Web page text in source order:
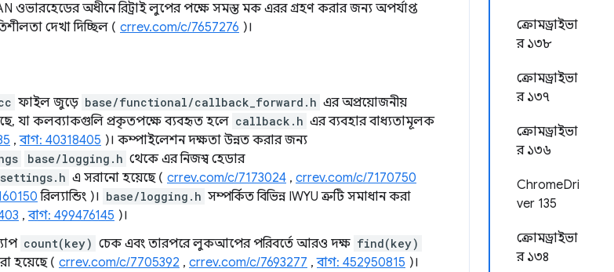
ক্রোমড্রাইভা
র ১৩৮
ক্রোমড্রাইভা
র ১৩৭
ক্রোমড্রাইভা
র ১৩৬
ChromeDri
ver 135
ক্রোমড্রাইভা
র ১৩৪
ওভারহেডের অধীনে রিট্রাই লুপের পক্ষে সমস্ত মক এরর গ্রহণ করার জন্য অপর্যাপ্ত
দেখা দিচ্ছিল ( crrev.com/c/7657276 )।
ফাইল জুড়ে base/functional/callback_forward.h এর অপ্রয়োজনীয়
যা কলব্যাকগুলি প্রকৃতপক্ষে ব্যবহৃত হলে callback.h এর ব্যবহার বাধ্যতামূলক
,বাগ: 40318405 )। কম্পাইলেশন দক্ষতা উন্নত করার জন্য
base/logging.h থেকে এর নিজস্ব হেডার
এ সরানো হয়েছে ( crrev.com/c/7173024 , crrev.com/c/7170750
রিল্যান্ডিং )। base/logging.h সম্পর্কিত বিভিন্ন IWYU ত্রুটি সমাধান করা
,বাগ: 499476145 )।
count(key) চেক এবং তারপরে লুকআপের পরিবর্তে আরও দক্ষ find(key)
হয়েছে ( crrev.com/c/7705392 , crrev.com/c/7693277 ,বাগ: 452950815 )।